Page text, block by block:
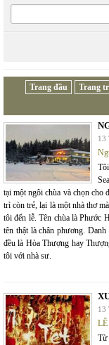
Trang đầu Trang
13
tại một ngôi chùa và chọn cho
trì còn trẻ, lại là một nhà thơ
tôi đến lễ. Tên chùa là Phước
tên thật là chân phương.
đều là Hòa Thượng hay
tôi với nhà sư.
13
Từ